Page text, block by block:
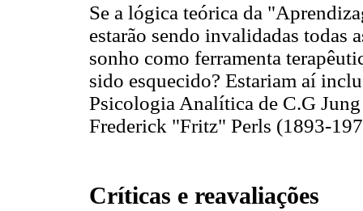
Se a lógica teórica da
estarão sendo invalidadas todas
sonho como ferramenta
sido esquecido? Estariam aí
Psicologia Analítica de C.G
Frederick "Fritz" Perls (1893-
Críticas e reavaliações